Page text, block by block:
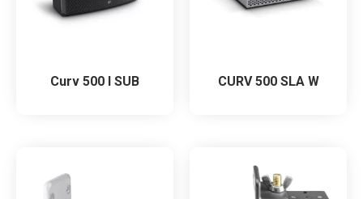
Curv 500 I SUB CURV 500 SLA W